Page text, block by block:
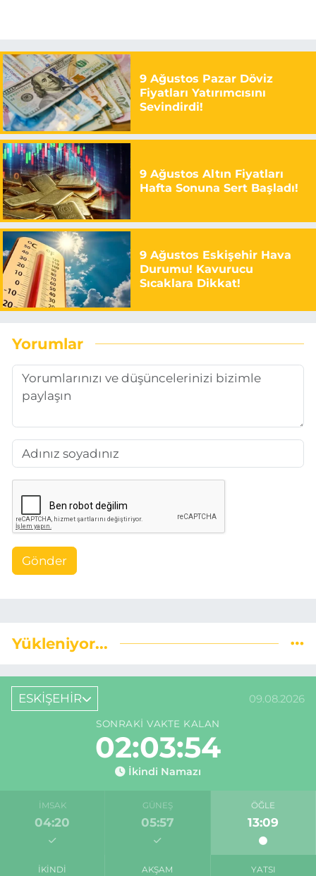
9 Ağustos Pazar Döviz
Fiyatları Yatırımcısını
Sevindirdi!
9 Ağustos Altın Fiyatları
Hafta Sonuna Sert Başladı!
9 Ağustos Eskişehir Hava
Durumu! Kavurucu
Sıcaklara Dikkat!
Yorumlar
Gönder
Yükleniyor...
ESKİŞEHİR 09.08.2026
SONRAKI VAKTE KALAN
02:03:54
İkindi Namazı
İMSAK
04:20
GÜNEŞ
05:57
ÖĞLE
13:09
İKINDI AKŞAM YATSI